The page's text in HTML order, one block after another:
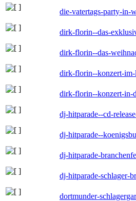
die-vatertags-party-in-
dirk-florin--das-
dirk-florin--das-
dirk-florin--konzert-im-
dirk-florin--konzert-in-
dj-hitparade--cd-
dj-hitparade--
dj-hitparade-
dj-hitparade-schlager-
dortmunder-